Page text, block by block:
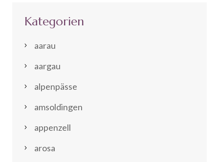
Kategorien
aarau
aargau
alpenpässe
amsoldingen
appenzell
arosa